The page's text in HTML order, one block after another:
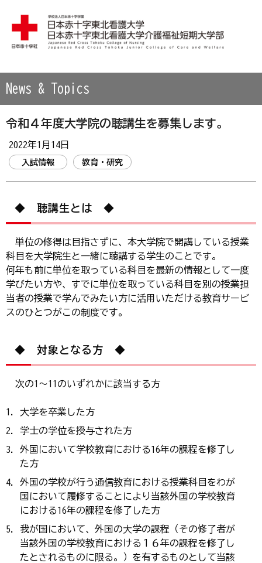
News & Topics
令和４年度大学院の聴講生を募集します。
2022年1月14日
入試情報 教育・研究
◆ 聴講生とは ◆
単位の修得は目指さずに、本大学院で開講している授業
科目を大学院生と一緒に聴講する学生のことです。
何年も前に単位を取っている科目を最新の情報として一度
学びたい方や、すでに単位を取っている科目を別の授業担
当者の授業で学んでみたい方に活用いただける教育サービ
スのひとつがこの制度です。
◆ 対象となる方 ◆
次の1〜11のいずれかに該当する方
大学を卒業した方
学士の学位を授与された方
外国において学校教育における16年の課程を修了し
た方
外国の学校が行う通信教育における授業科目をわが
国において履修することにより当該外国の学校教育
における16年の課程を修了した方
我が国において、外国の⼤学の課程（その修了者が
当該外国の学校教育における１６年の課程を修了し
たとされるものに限る。）を有するものとして当該